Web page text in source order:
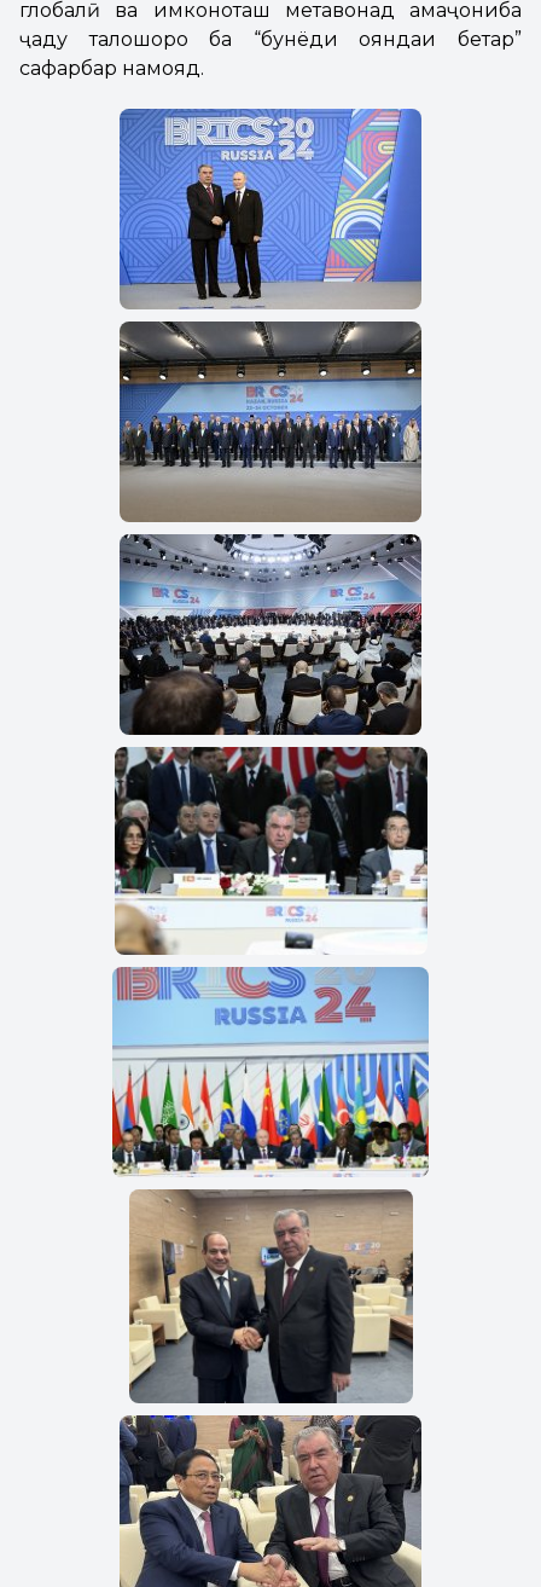
глобалӣ ва имконоташ метавонад ҳамаҷониба
ҷаҳду талошҳоро ба “бунёди ояндаи беҳтар”
сафарбар намояд.